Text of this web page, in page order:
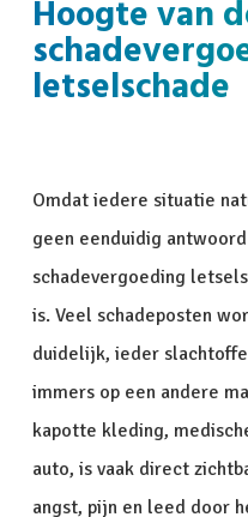
Hoogte van
letselschade
Omdat iedere situatie
geen eenduidig
schadevergoeding
is. Veel schadeposten
duidelijk, ieder
immers op een andere
kapotte kleding,
auto, is vaak direct
angst, pijn en leed door